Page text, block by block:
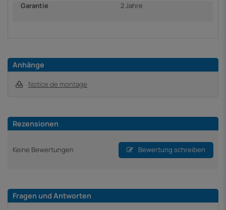
Garantie
2 Jahre
Anhänge
Notice de montage
Rezensionen
Keine Bewertungen Bewertung schreiben
Fragen und Antworten